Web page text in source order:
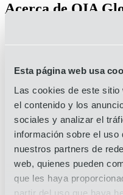
Esta página web usa
Las cookies de este
el contenido y los
sociales y analizar el
información sobre el uso
nuestros partners de
web, quienes pueden
que les haya
partir del uso que haya
Acerca de OIA
cadena de suministro, que
ofrecer tranquilidad. A través
excepcional, OIA va más allá
para cada cliente.
Las capacidades de OIA van
transportee incluyen servicios
aéreos, así comologística de
.
de embalaje ,gestión de
de suministro4PL.
By integrating automation,